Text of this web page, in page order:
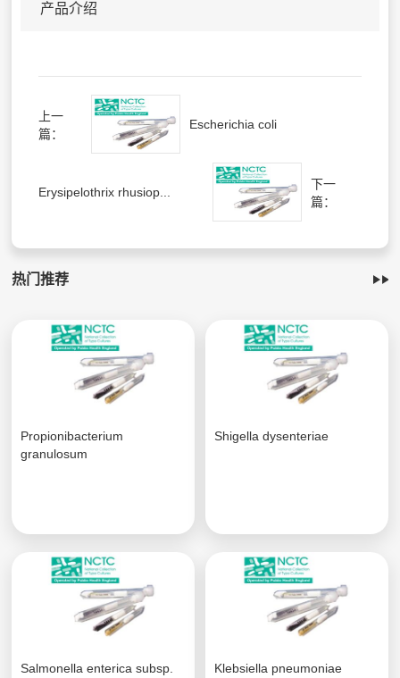
产品介绍
上一
篇：
Escherichia coli
Erysipelothrix rhusiop...
下一
篇：
热门推荐
Propionibacterium
granulosum
Shigella dysenteriae
Salmonella enterica subsp.
Klebsiella pneumoniae